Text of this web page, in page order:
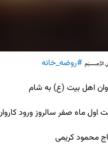
#روضه_خانه